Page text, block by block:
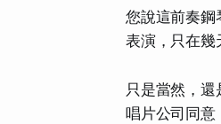
您說這前奏鋼
表演，只在幾
只是當然，
唱片公司同意